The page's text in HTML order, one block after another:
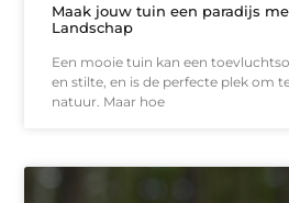
Maak jouw tuin een paradijs
Landschap
Een mooie tuin kan een
en stilte, en is de perfecte plek om
natuur. Maar hoe